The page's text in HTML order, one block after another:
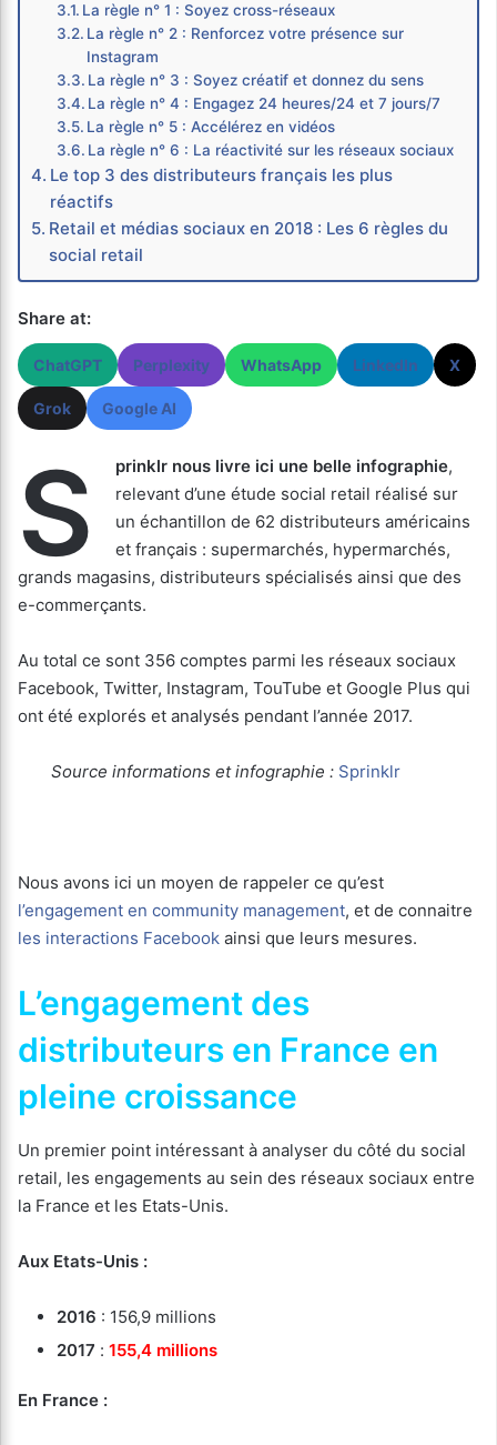
La règle n° 1 : Soyez cross-réseaux
La règle n° 2 : Renforcez votre présence sur
Instagram
La règle n° 3 : Soyez créatif et donnez du sens
La règle n° 4 : Engagez 24 heures/24 et 7 jours/7
La règle n° 5 : Accélérez en vidéos
La règle n° 6 : La réactivité sur les réseaux sociaux
Le top 3 des distributeurs français les plus
réactifs
Retail et médias sociaux en 2018 : Les 6 règles du
social retail
Share at:
ChatGPT Perplexity WhatsApp LinkedIn X
Grok Google AI
S prinklr nous livre ici une belle infographie,
relevant d’une étude social retail réalisé sur
un échantillon de 62 distributeurs américains
et français : supermarchés, hypermarchés,
grands magasins, distributeurs spécialisés ainsi que des
e-commerçants.
Au total ce sont 356 comptes parmi les réseaux sociaux
Facebook, Twitter, Instagram, TouTube et Google Plus qui
ont été explorés et analysés pendant l’année 2017.
Source informations et infographie : Sprinklr
Nous avons ici un moyen de rappeler ce qu’est
l’engagement en community management, et de connaitre
les interactions Facebook ainsi que leurs mesures.
L’engagement des
distributeurs en France en
pleine croissance
Un premier point intéressant à analyser du côté du social
retail, les engagements au sein des réseaux sociaux entre
la France et les Etats-Unis.
Aux Etats-Unis :
2016 : 156,9 millions
2017 : 155,4 millions
En France :